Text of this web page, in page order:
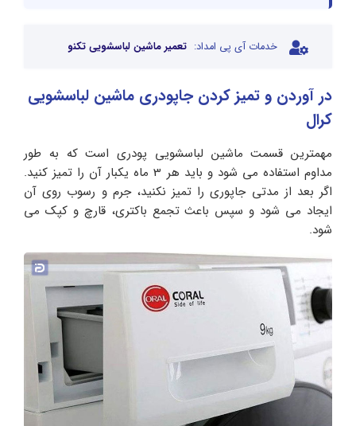
خدمات آی پی امداد: تعمیر ماشین لباسشویی تکنو
در آوردن و تمیز کردن جاپودری ماشین لباسشویی
کرال
مهمترین قسمت ماشین لباسشویی پودری است که به طور
مداوم استفاده می شود و باید هر 3 ماه یکبار آن را تمیز کنید.
اگر بعد از مدتی جاپوری را تمیز نکنید، جرم و رسوب روی آن
ایجاد می شود و سپس باعث تجمع باکتری، قارچ و کپک می
شود.